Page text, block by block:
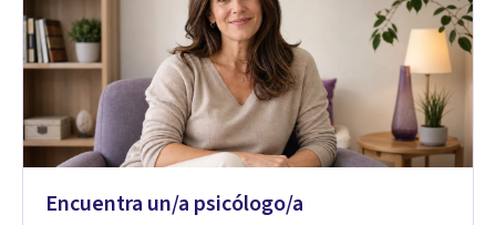
Encuentra un/a psicólogo/a